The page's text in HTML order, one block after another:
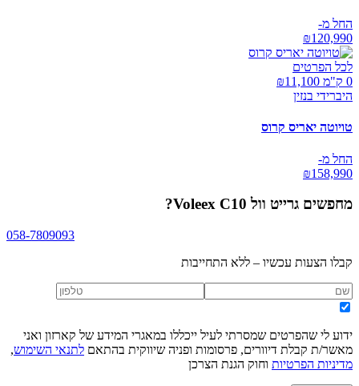
החל מ-
₪120,990
לכל הפרטים
0 ק"מ ₪
11,100
היברידי בנזין
טויוטה יאריס קרוס
החל מ-
₪158,990
מחפשים גרייט וול Voleex C10 ?
058-7809093
קבלו הצעות עכשיו – ללא התחייבות
ידוע לי שהפרטים שמסרתי לעיל ייכללו במאגרי המידע של קארזון ואני
מאשר/ת קבלת דיוורים, פרסומות ופניה שיווקית בהתאם לתנאי השימוש,
מדיניות הפרטיות וחוק הגנת הצרכן